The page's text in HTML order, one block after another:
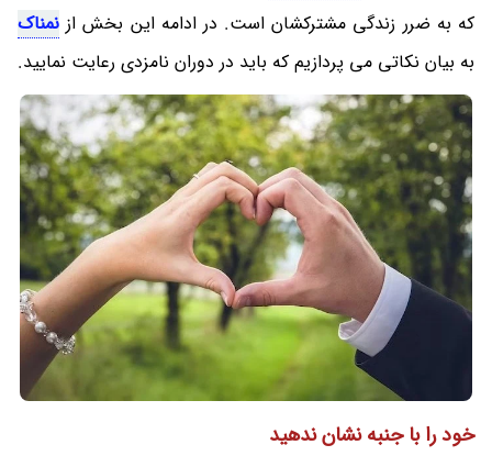
که به ضرر زندگی مشترکشان است. در ادامه این بخش از نمناک
به بیان نکاتی می پردازیم که باید در دوران نامزدی رعایت نمایید.
خود را با جنبه نشان ندهید